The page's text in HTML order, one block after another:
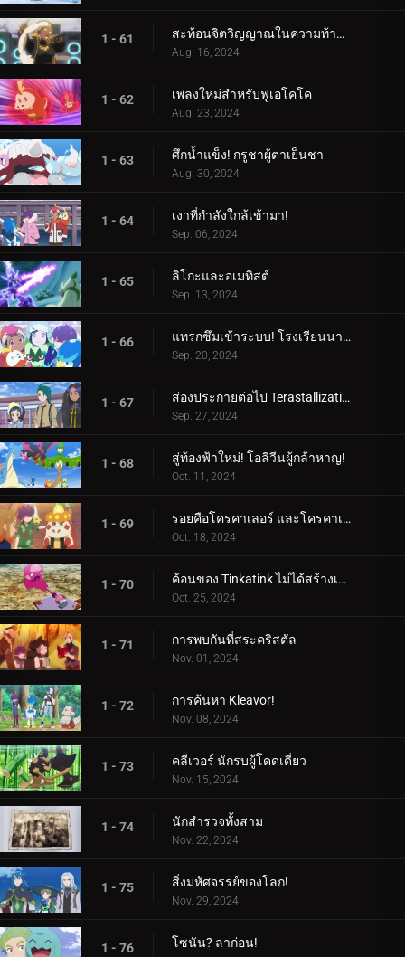
1 - 61 สะท้อนจิตวิญญาณในความท้าทายแห่งการสัมผัส!
Aug. 16, 2024
1 - 62 เพลงใหม่สำหรับฟูเอโคโค
Aug. 23, 2024
1 - 63 ศึกน้ำแข็ง! กรูชาผู้ตาเย็นชา
Aug. 30, 2024
1 - 64 เงาที่กำลังใกล้เข้ามา!
Sep. 06, 2024
1 - 65 ลิโกะและอเมทิสต์
Sep. 13, 2024
1 - 66 แทรกซึมเข้าระบบ! โรงเรียนนารันจาอยู่ในอันตราย!
Sep. 20, 2024
1 - 67 ส่องประกายต่อไป Terastallization! ลิโก้ ปะทะ รอย!
Sep. 27, 2024
1 - 68 สู่ท้องฟ้าใหม่! โอลิวีนผู้กล้าหาญ!
Oct. 11, 2024
1 - 69 รอยคือโครคาเลอร์ และโครคาเลอร์ก็คือรอย!
Oct. 18, 2024
1 - 70 ค้อนของ Tinkatink ไม่ได้สร้างเสร็จภายในวันเดียว
Oct. 25, 2024
1 - 71 การพบกันที่สระคริสตัล
Nov. 01, 2024
1 - 72 การค้นหา Kleavor!
Nov. 08, 2024
1 - 73 คลีเวอร์ นักรบผู้โดดเดี่ยว
Nov. 15, 2024
1 - 74 นักสำรวจทั้งสาม
Nov. 22, 2024
1 - 75 สิ่งมหัศจรรย์ของโลก!
Nov. 29, 2024
1 - 76 โซนัน? ลาก่อน!